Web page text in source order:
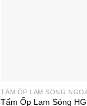
TẤM ỐP LAM SÓNG
Tấm Ốp Lam Sóng